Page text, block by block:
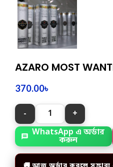
AZARO MOST
370.00৳
WhatsApp এ অর্ডার
করুন